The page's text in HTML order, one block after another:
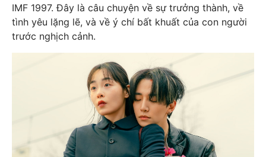
IMF 1997. Đây là câu chuyện về sự trưởng thành, về
tình yêu lặng lẽ, và về ý chí bất khuất của con người
trước nghịch cảnh.